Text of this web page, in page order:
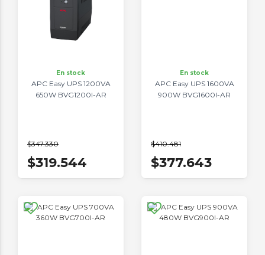
En stock
APC Easy UPS 1200VA
650W BVG1200I-AR
$347.330
$319.544
En stock
APC Easy UPS 1600VA
900W BVG1600I-AR
$410.481
$377.643